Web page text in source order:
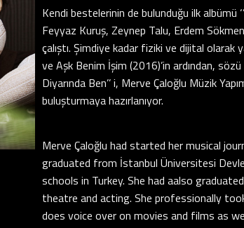
Kendi bestelerinin de bulunduğu ilk albümü
Feyyaz Kuruş, Zeynep Talu, Erdem
çalıştı. Şimdiye kadar fiziki ve dijital olarak
ve Aşk Benim İşim (2016)’in ardından,
Diyarında Ben’’ i, Merve Çaloğlu Müzik
buluşturmaya hazırlanıyor.
Merve Çaloğlu had started her musical
graduated from İstanbul Üniversitesi
schools in Turkey. She had aalso
theatre and acting. She professionally
does voice over on movies and films as